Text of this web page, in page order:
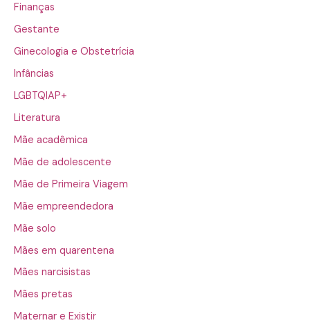
Finanças
Gestante
Ginecologia e Obstetrícia
Infâncias
LGBTQIAP+
Literatura
Mãe acadêmica
Mãe de adolescente
Mãe de Primeira Viagem
Mãe empreendedora
Mãe solo
Mães em quarentena
Mães narcisistas
Mães pretas
Maternar e Existir